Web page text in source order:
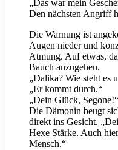
„Das war mein
Den nächsten Angriff
Die Warnung ist
Augen nieder und
Atmung. Auf etwas,
Bauch anzugehen.
„Dalika? Wie steht es
„Er kommt durch.“
„Dein Glück, Segone!“
Die Dämonin beugt
direkt ins Gesicht.
Hexe Stärke. Auch
Mensch.“